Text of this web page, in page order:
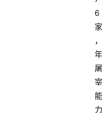
6
家
，
年
屠
宰
能
力